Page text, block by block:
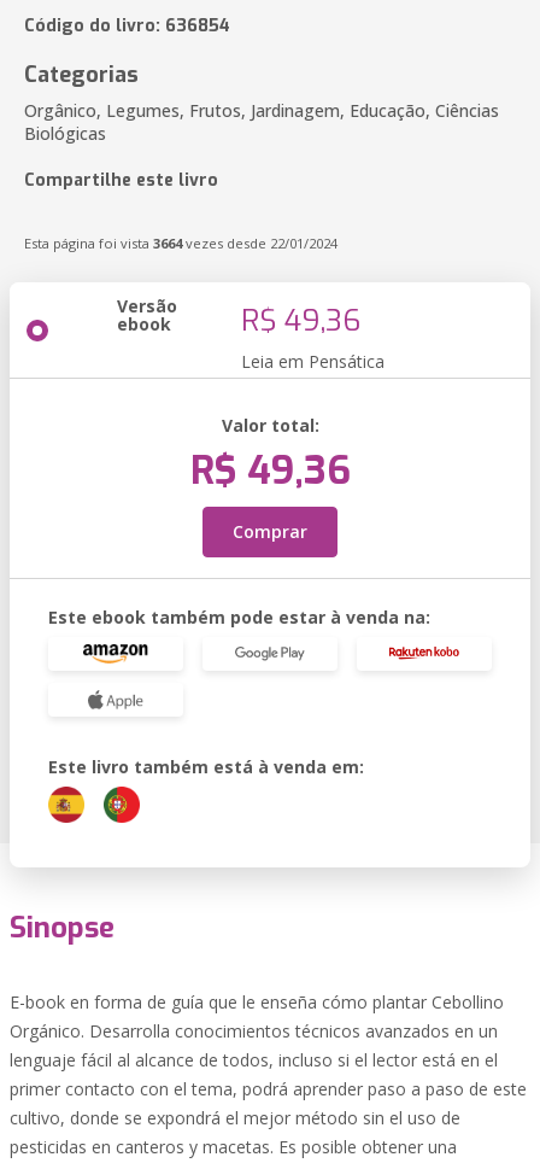
Código do livro: 636854
Categorias
Orgânico, Legumes, Frutos, Jardinagem, Educação, Ciências
Biológicas
Compartilhe este livro
Esta página foi vista 3664vezes desde 22/01/2024
Versão
ebook R$ 49,36
Leia em Pensática
Valor total:
R$ 49,36
Comprar
Este ebook também pode estar à venda na:
Este livro também está à venda em:
Sinopse
E-book en forma de guía que le enseña cómo plantar Cebollino
Orgánico. Desarrolla conocimientos técnicos avanzados en un
lenguaje fácil al alcance de todos, incluso si el lector está en el
primer contacto con el tema, podrá aprender paso a paso de este
cultivo, donde se expondrá el mejor método sin el uso de
pesticidas en canteros y macetas. Es posible obtener una